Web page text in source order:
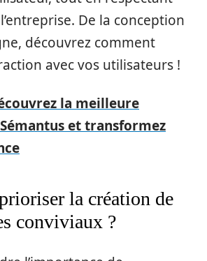
De la conception
découvrez comment
avec vos utilisateurs !
la meilleure
et transformez
la création de
conviviaux ?